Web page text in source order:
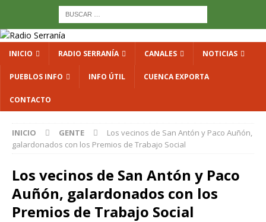
INICIO RADIO SERRANÍA CANALES NOTICIAS
PUEBLOS INFO INFO ÚTIL CUENCA EXPORTA
CONTACTO
INICIO GENTE
Los vecinos de San Antón y Paco Auñón,
galardonados con los Premios de Trabajo Social
Los vecinos de San Antón y Paco
Auñón, galardonados con los
Premios de Trabajo Social